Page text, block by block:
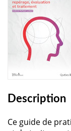
Description
Ce guide de